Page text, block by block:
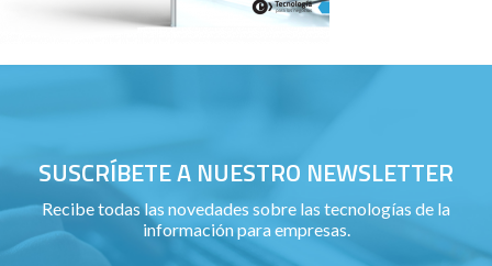
SUSCRÍBETE A NUESTRO NEWSLETTER
Recibe todas las novedades sobre las tecnologías de la
información para empresas.